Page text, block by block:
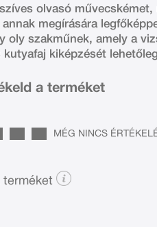
olvasó
annak megírására
oly szakműnek, amely a
kutyafaj kiképzését
a terméket
MÉG NINCS
terméket